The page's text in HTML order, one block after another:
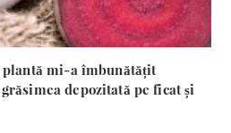
plantă mi-a îmbunătățit
depozitată pe ficat și